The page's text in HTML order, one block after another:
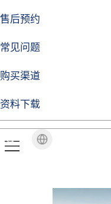
售后预约
常见问题
购买渠道
资料下载
企业动态
焦点注册Life
品牌视角